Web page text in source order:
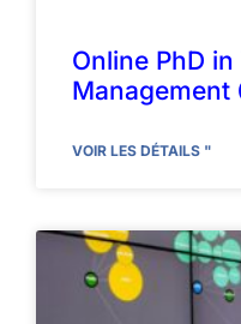
Online PhD
Management
VOIR LES DÉTAILS "